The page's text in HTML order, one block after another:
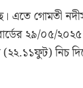
এতে গোমতী
বোর্ডের ২৯/০৫/
নিচ